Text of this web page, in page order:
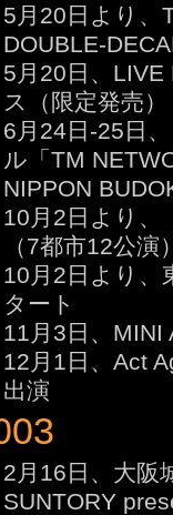
5月20日より、
DOUBLE-
5月20日、
ス（限定発売）
6月24日-25日
ル「TM
NIPPON
10月2日より、
（7都市12公演
10月2日より、
タート
11月3日、MINI
12月1日、Act
出演
2月16日、大阪
SUNTORY